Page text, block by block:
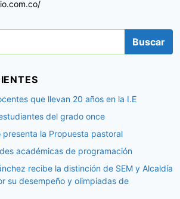
que llevan 20 años en la I.E
del grado once
presenta la Propuesta pastoral
académicas de programación
recibe la distinción de SEM y Alcaldía
su desempeño y olimpiadas de